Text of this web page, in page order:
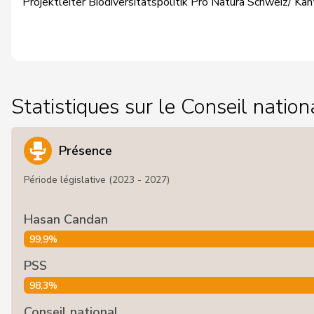
Statistiques sur le Conseil
Présence
Période législative (2023 - 2027)
Hasan Candan
99,9%
PSS
98,3%